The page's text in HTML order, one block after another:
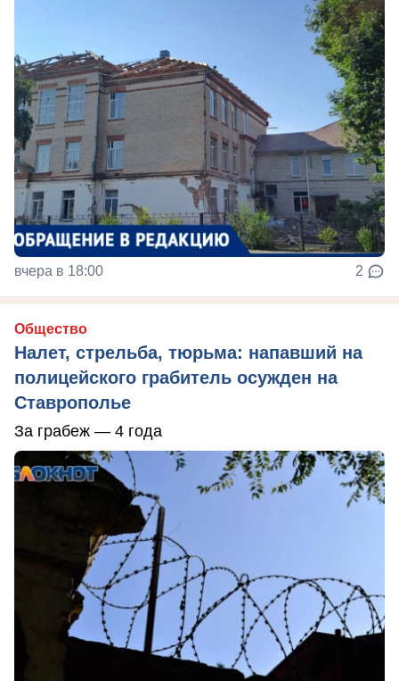
вчера в 18:00 2
Общество
Налет, стрельба, тюрьма: напавший на
полицейского грабитель осужден на
Ставрополье
За грабеж — 4 года